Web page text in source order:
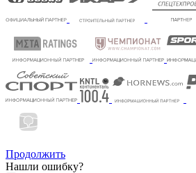
Продолжить
Нашли ошибку?